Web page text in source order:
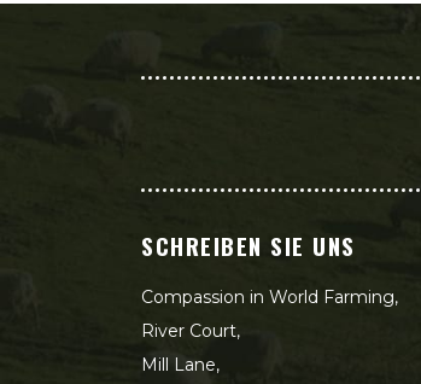
SCHREIBEN SIE UNS
Compassion in World Farming,
River Court,
Mill Lane,